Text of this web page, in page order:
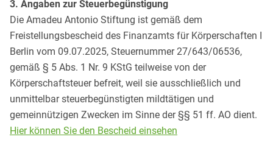
3. Angaben zur Steuerbegünstigung
Die Amadeu Antonio Stiftung ist gemäß dem
Freistellungsbescheid des Finanzamts für Körperschaften I
Berlin vom 09.07.2025, Steuernummer 27/643/06536,
gemäß § 5 Abs. 1 Nr. 9 KStG teilweise von der
Körperschaftsteuer befreit, weil sie ausschließlich und
unmittelbar steuerbegünstigten mildtätigen und
gemeinnützigen Zwecken im Sinne der §§ 51 ff. AO dient.
Hier können Sie den Bescheid einsehen